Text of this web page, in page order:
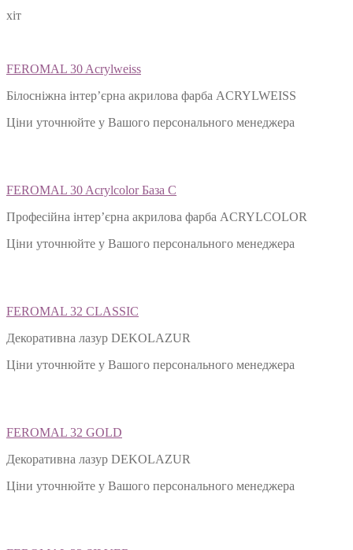
хіт
FEROMAL 30 Acrylweiss
Білосніжна інтер’єрна акрилова фарба ACRYLWEISS
Ціни уточнюйте у Вашого персонального менеджера
FEROMAL 30 Acrylcolor База С
Професійна інтер’єрна акрилова фарба ACRYLCOLOR
Ціни уточнюйте у Вашого персонального менеджера
FEROMAL 32 CLASSIC
Декоративна лазур DEKOLAZUR
Ціни уточнюйте у Вашого персонального менеджера
FEROMAL 32 GOLD
Декоративна лазур DEKOLAZUR
Ціни уточнюйте у Вашого персонального менеджера